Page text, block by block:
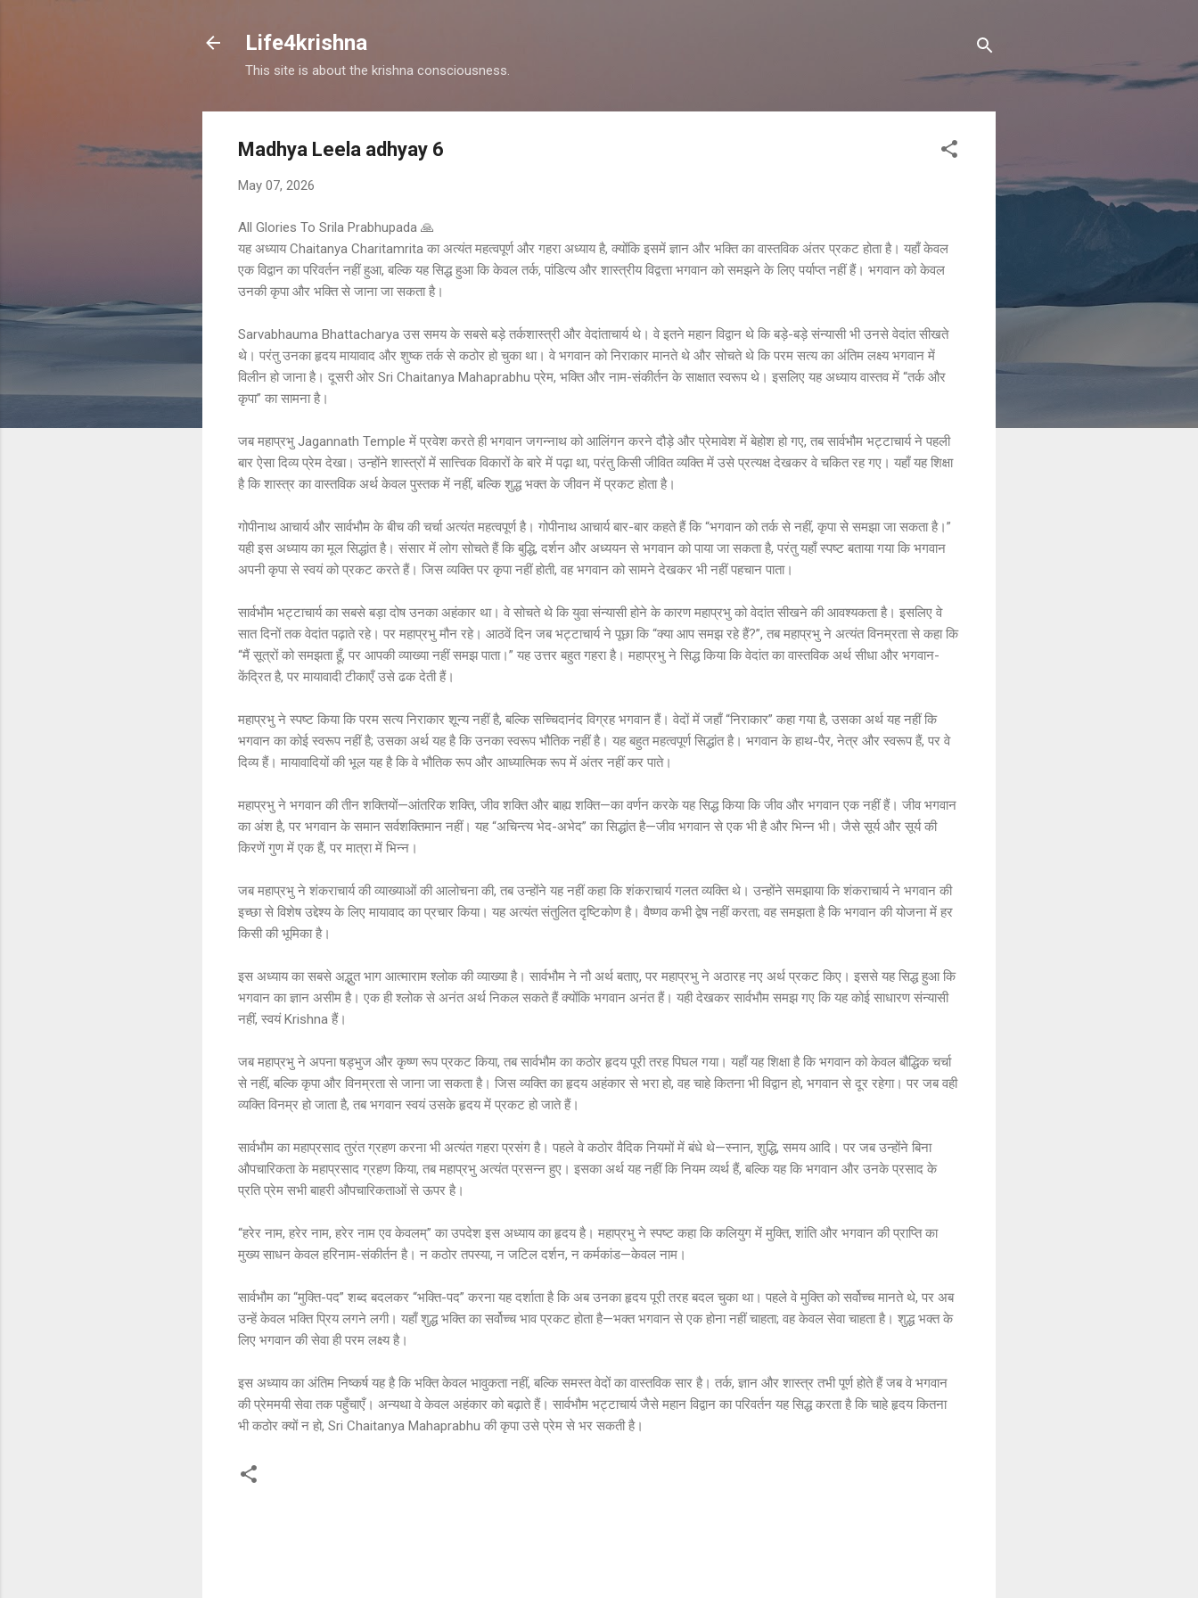
Life4krishna
This site is about the krishna consciousness.
Madhya Leela adhyay 6
May 07, 2026
All Glories To Srila Prabhupada 🙏
यह अध्याय Chaitanya Charitamrita का अत्यंत महत्वपूर्ण और गहरा अध्याय है, क्योंकि इसमें ज्ञान और भक्ति का वास्तविक अंतर प्रकट होता है। यहाँ केवल
एक विद्वान का परिवर्तन नहीं हुआ, बल्कि यह सिद्ध हुआ कि केवल तर्क, पांडित्य और शास्त्रीय विद्वत्ता भगवान को समझने के लिए पर्याप्त नहीं हैं। भगवान को केवल
उनकी कृपा और भक्ति से जाना जा सकता है।
Sarvabhauma Bhattacharya उस समय के सबसे बड़े तर्कशास्त्री और वेदांताचार्य थे। वे इतने महान विद्वान थे कि बड़े-बड़े संन्यासी भी उनसे वेदांत सीखते
थे। परंतु उनका हृदय मायावाद और शुष्क तर्क से कठोर हो चुका था। वे भगवान को निराकार मानते थे और सोचते थे कि परम सत्य का अंतिम लक्ष्य भगवान में
विलीन हो जाना है। दूसरी ओर Sri Chaitanya Mahaprabhu प्रेम, भक्ति और नाम-संकीर्तन के साक्षात स्वरूप थे। इसलिए यह अध्याय वास्तव में “तर्क और
कृपा” का सामना है।
जब महाप्रभु Jagannath Temple में प्रवेश करते ही भगवान जगन्नाथ को आलिंगन करने दौड़े और प्रेमावेश में बेहोश हो गए, तब सार्वभौम भट्टाचार्य ने पहली
बार ऐसा दिव्य प्रेम देखा। उन्होंने शास्त्रों में सात्त्विक विकारों के बारे में पढ़ा था, परंतु किसी जीवित व्यक्ति में उसे प्रत्यक्ष देखकर वे चकित रह गए। यहाँ यह शिक्षा
है कि शास्त्र का वास्तविक अर्थ केवल पुस्तक में नहीं, बल्कि शुद्ध भक्त के जीवन में प्रकट होता है।
गोपीनाथ आचार्य और सार्वभौम के बीच की चर्चा अत्यंत महत्वपूर्ण है। गोपीनाथ आचार्य बार-बार कहते हैं कि “भगवान को तर्क से नहीं, कृपा से समझा जा सकता है।”
यही इस अध्याय का मूल सिद्धांत है। संसार में लोग सोचते हैं कि बुद्धि, दर्शन और अध्ययन से भगवान को पाया जा सकता है, परंतु यहाँ स्पष्ट बताया गया कि भगवान
अपनी कृपा से स्वयं को प्रकट करते हैं। जिस व्यक्ति पर कृपा नहीं होती, वह भगवान को सामने देखकर भी नहीं पहचान पाता।
सार्वभौम भट्टाचार्य का सबसे बड़ा दोष उनका अहंकार था। वे सोचते थे कि युवा संन्यासी होने के कारण महाप्रभु को वेदांत सीखने की आवश्यकता है। इसलिए वे
सात दिनों तक वेदांत पढ़ाते रहे। पर महाप्रभु मौन रहे। आठवें दिन जब भट्टाचार्य ने पूछा कि “क्या आप समझ रहे हैं?”, तब महाप्रभु ने अत्यंत विनम्रता से कहा कि
“मैं सूत्रों को समझता हूँ, पर आपकी व्याख्या नहीं समझ पाता।” यह उत्तर बहुत गहरा है। महाप्रभु ने सिद्ध किया कि वेदांत का वास्तविक अर्थ सीधा और भगवान-
केंद्रित है, पर मायावादी टीकाएँ उसे ढक देती हैं।
महाप्रभु ने स्पष्ट किया कि परम सत्य निराकार शून्य नहीं है, बल्कि सच्चिदानंद विग्रह भगवान हैं। वेदों में जहाँ “निराकार” कहा गया है, उसका अर्थ यह नहीं कि
भगवान का कोई स्वरूप नहीं है; उसका अर्थ यह है कि उनका स्वरूप भौतिक नहीं है। यह बहुत महत्वपूर्ण सिद्धांत है। भगवान के हाथ-पैर, नेत्र और स्वरूप हैं, पर वे
दिव्य हैं। मायावादियों की भूल यह है कि वे भौतिक रूप और आध्यात्मिक रूप में अंतर नहीं कर पाते।
महाप्रभु ने भगवान की तीन शक्तियों—आंतरिक शक्ति, जीव शक्ति और बाह्य शक्ति—का वर्णन करके यह सिद्ध किया कि जीव और भगवान एक नहीं हैं। जीव भगवान
का अंश है, पर भगवान के समान सर्वशक्तिमान नहीं। यह “अचिन्त्य भेद-अभेद” का सिद्धांत है—जीव भगवान से एक भी है और भिन्न भी। जैसे सूर्य और सूर्य की
किरणें गुण में एक हैं, पर मात्रा में भिन्न।
जब महाप्रभु ने शंकराचार्य की व्याख्याओं की आलोचना की, तब उन्होंने यह नहीं कहा कि शंकराचार्य गलत व्यक्ति थे। उन्होंने समझाया कि शंकराचार्य ने भगवान की
इच्छा से विशेष उद्देश्य के लिए मायावाद का प्रचार किया। यह अत्यंत संतुलित दृष्टिकोण है। वैष्णव कभी द्वेष नहीं करता; वह समझता है कि भगवान की योजना में हर
किसी की भूमिका है।
इस अध्याय का सबसे अद्भुत भाग आत्माराम श्लोक की व्याख्या है। सार्वभौम ने नौ अर्थ बताए, पर महाप्रभु ने अठारह नए अर्थ प्रकट किए। इससे यह सिद्ध हुआ कि
भगवान का ज्ञान असीम है। एक ही श्लोक से अनंत अर्थ निकल सकते हैं क्योंकि भगवान अनंत हैं। यही देखकर सार्वभौम समझ गए कि यह कोई साधारण संन्यासी
नहीं, स्वयं Krishna हैं।
जब महाप्रभु ने अपना षड्भुज और कृष्ण रूप प्रकट किया, तब सार्वभौम का कठोर हृदय पूरी तरह पिघल गया। यहाँ यह शिक्षा है कि भगवान को केवल बौद्धिक चर्चा
से नहीं, बल्कि कृपा और विनम्रता से जाना जा सकता है। जिस व्यक्ति का हृदय अहंकार से भरा हो, वह चाहे कितना भी विद्वान हो, भगवान से दूर रहेगा। पर जब वही
व्यक्ति विनम्र हो जाता है, तब भगवान स्वयं उसके हृदय में प्रकट हो जाते हैं।
सार्वभौम का महाप्रसाद तुरंत ग्रहण करना भी अत्यंत गहरा प्रसंग है। पहले वे कठोर वैदिक नियमों में बंधे थे—स्नान, शुद्धि, समय आदि। पर जब उन्होंने बिना
औपचारिकता के महाप्रसाद ग्रहण किया, तब महाप्रभु अत्यंत प्रसन्न हुए। इसका अर्थ यह नहीं कि नियम व्यर्थ हैं, बल्कि यह कि भगवान और उनके प्रसाद के
प्रति प्रेम सभी बाहरी औपचारिकताओं से ऊपर है।
“हरेर नाम, हरेर नाम, हरेर नाम एव केवलम्” का उपदेश इस अध्याय का हृदय है। महाप्रभु ने स्पष्ट कहा कि कलियुग में मुक्ति, शांति और भगवान की प्राप्ति का
मुख्य साधन केवल हरिनाम-संकीर्तन है। न कठोर तपस्या, न जटिल दर्शन, न कर्मकांड—केवल नाम।
सार्वभौम का “मुक्ति-पद” शब्द बदलकर “भक्ति-पद” करना यह दर्शाता है कि अब उनका हृदय पूरी तरह बदल चुका था। पहले वे मुक्ति को सर्वोच्च मानते थे, पर अब
उन्हें केवल भक्ति प्रिय लगने लगी। यहाँ शुद्ध भक्ति का सर्वोच्च भाव प्रकट होता है—भक्त भगवान से एक होना नहीं चाहता; वह केवल सेवा चाहता है। शुद्ध भक्त के
लिए भगवान की सेवा ही परम लक्ष्य है।
इस अध्याय का अंतिम निष्कर्ष यह है कि भक्ति केवल भावुकता नहीं, बल्कि समस्त वेदों का वास्तविक सार है। तर्क, ज्ञान और शास्त्र तभी पूर्ण होते हैं जब वे भगवान
की प्रेममयी सेवा तक पहुँचाएँ। अन्यथा वे केवल अहंकार को बढ़ाते हैं। सार्वभौम भट्टाचार्य जैसे महान विद्वान का परिवर्तन यह सिद्ध करता है कि चाहे हृदय कितना
भी कठोर क्यों न हो, Sri Chaitanya Mahaprabhu की कृपा उसे प्रेम से भर सकती है।